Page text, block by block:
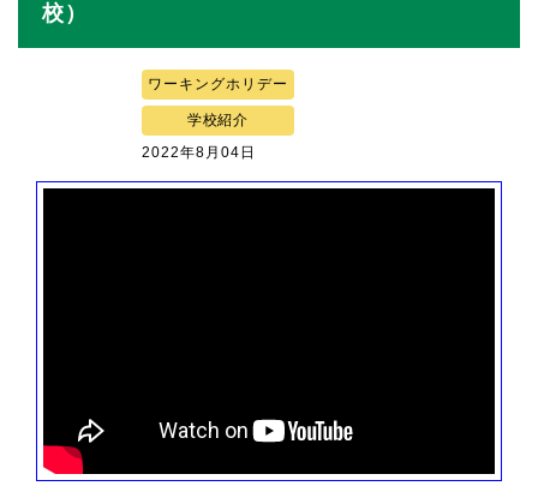
校）
ワーキングホリデー
学校紹介
2022年8月04日